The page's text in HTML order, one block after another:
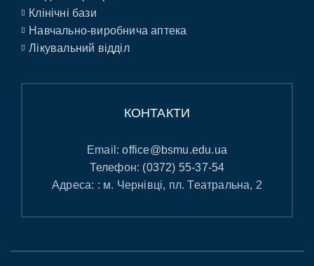
Клінічні бази
Навчально-виробнича аптека
Лікувальний відділ
КОНТАКТИ
Email:office@bsmu.edu.ua
Телефон: (0372) 55-37-54
Адреса: : м. Чернівці, пл. Театральна, 2